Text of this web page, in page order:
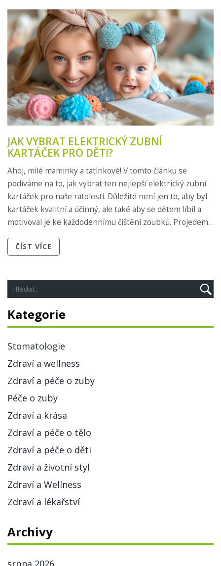
JAK VYBRAT ELEKTRICKÝ ZUBNÍ
KARTÁČEK PRO DĚTI?
Ahoj, milé maminky a tatínkové! V tomto článku se
podíváme na to, jak vybrat ten nejlepší elektrický zubní
kartáček pro naše ratolesti. Důležité není jen to, aby byl
kartáček kvalitní a účinný, ale také aby se dětem líbil a
motivoval je ke každodennímu čištění zoubků. Projedeme
nevýhody a dáme vám tipy, na co si dát pozor při nákupu.
ČÍST VÍCE
Kategorie
Stomatologie
Zdraví a wellness
Zdraví a péče o zuby
Péče o zuby
Zdraví a krása
Zdraví a péče o tělo
Zdraví a péče o děti
Zdraví a životní styl
Zdraví a Wellness
Zdraví a lékařství
Archivy
srpna 2026